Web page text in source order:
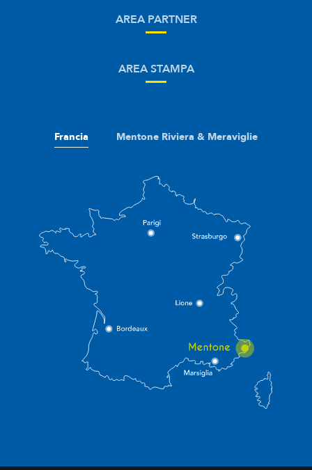
AREA PARTNER
AREA STAMPA
Francia Mentone Riviera & Meraviglie